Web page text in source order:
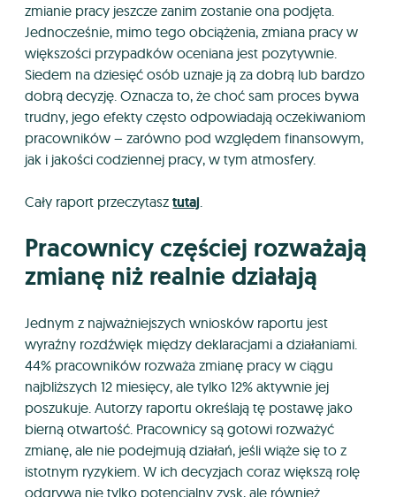
zmianie pracy jeszcze zanim zostanie ona podjęta.
Jednocześnie, mimo tego obciążenia, zmiana pracy w
większości przypadków oceniana jest pozytywnie.
Siedem na dziesięć osób uznaje ją za dobrą lub bardzo
dobrą decyzję. Oznacza to, że choć sam proces bywa
trudny, jego efekty często odpowiadają oczekiwaniom
pracowników – zarówno pod względem finansowym,
jak i jakości codziennej pracy, w tym atmosfery.
Cały raport przeczytasztutaj
Pracownicy częściej rozważają
zmianę niż realnie działają
Jednym z najważniejszych wniosków raportu jest
wyraźny rozdźwięk między deklaracjami a działaniami.
44% pracowników rozważa zmianę pracy w ciągu
najbliższych 12 miesięcy, ale tylko 12% aktywnie jej
poszukuje. Autorzy raportu określają tę postawę jako
bierną otwartość. Pracownicy są gotowi rozważyć
zmianę, ale nie podejmują działań, jeśli wiąże się to z
istotnym ryzykiem. W ich decyzjach coraz większą rolę
odgrywa nie tylko potencjalny zysk, ale również